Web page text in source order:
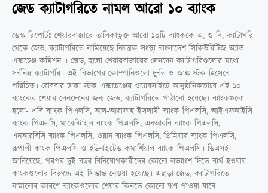
জেড ক্যাটাগরিতে নামল আরো ১০ ব্যাংক
ডেস্ক রিপোর্টঃ শেয়ারবাজারে তালিকাভুক্ত আরো ১০টি ব্যাংককে এ, ও বি, ক্যাটাগরি
থেকে জেড, ক্যাটাগরিতে নামিয়েছে নিয়ন্ত্রক সংস্থা বাংলাদেশ সিকিউরিটিজ অ্যান্ড
এক্সচেঞ্জ কমিশন । জেড, হলো শেয়ারবাজারের লেনদেন ক্যাটাগরিগুলোর মধ্যে
সর্বনিম্ন ক্যাটাগরি। এই বিভাগের কোম্পানিগুলো দুর্বল ও জাঙ্ক স্টক হিসেবে
পরিচিত। রোববার ঢাকা স্টক এক্সচেঞ্জের ওয়েবসাইটে আনুষ্ঠানিকভাবে এই ১০
ব্যাংকের শেয়ার লেনদেনের জন্য জেড, ক্যাটাগরিতে পাঠানো হয়েছে। ব্যাংকগুলো
হলো- এবি ব্যাংক পিএলসি, আল-আরাফাহ ইসলামী ব্যাংক পিএলসি, আইএফআইসি
ব্যাংক পিএলসি, মার্কেন্টাইল ব্যাংক পিএলসি, এনআরবি ব্যাংক পিএলসি,
এনআরবিসি ব্যাংক পিএলসি, ওয়ান ব্যাংক পিএলসি, প্রিমিয়ার ব্যাংক পিএলসি,
রূপালী ব্যাংক পিএলসি ও ইউনাইটেড কমার্শিয়াল ব্যাংক পিএলসি। ডিএসই
জানিয়েছে, পরপর দুই বছর বিনিয়োগকারীদের কোনো লভ্যাংশ দিতে ব্যর্থ হওয়ায়
ব্যাংকগুলোর বিরুদ্ধে এই সিদ্ধান্ত নেওয়া হয়েছে। এছাড়া জেড, ক্যাটাগরিতে
নামানোর কারণে ব্যাংকগুলোর শেয়ার কিনতে কোনো ঋণ পাওয়া যাবে